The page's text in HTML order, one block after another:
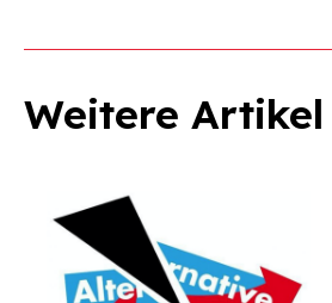
Weitere Artikel